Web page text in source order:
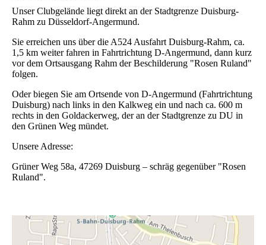
Unser Clubgelände liegt direkt an der Stadtgrenze Duisburg-
Rahm zu Düsseldorf-Angermund.
Sie erreichen uns über die A524 Ausfahrt Duisburg-Rahm, ca.
1,5 km weiter fahren in Fahrtrichtung D-Angermund, dann kurz
vor dem Ortsausgang Rahm der Beschilderung "Rosen Ruland"
folgen.
Oder biegen Sie am Ortsende von D-Angermund (Fahrtrichtung
Duisburg) nach links in den Kalkweg ein und nach ca. 600 m
rechts in den Goldackerweg, der an der Stadtgrenze zu DU in
den Grünen Weg mündet.
Unsere Adresse:
Grüner Weg 58a, 47269 Duisburg – schräg gegenüber "Rosen
Ruland".